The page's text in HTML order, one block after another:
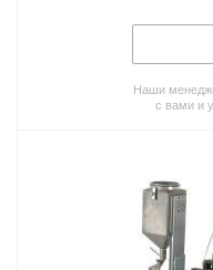
Наши
с вами и